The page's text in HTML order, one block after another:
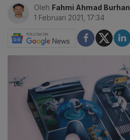
Oleh Fahmi Ahmad Burhan
1 Februari 2021, 17:34